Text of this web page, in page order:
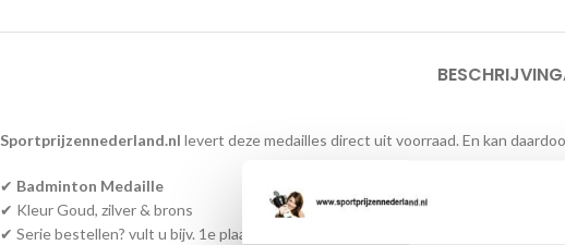
BESCHRIJVING
Sportprijzennederland.nl levert deze medailles direct uit voorraad. En kan
✔ Badminton Medaille
✔ Kleur Goud, zilver & brons
✔ Serie bestellen? vult u bijv. 1e plaats passen wij de andere medailles aan naar 2e,